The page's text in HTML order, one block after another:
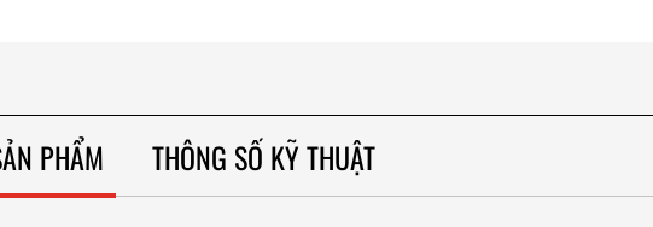
PHẨM THÔNG SỐ KỸ THUẬT